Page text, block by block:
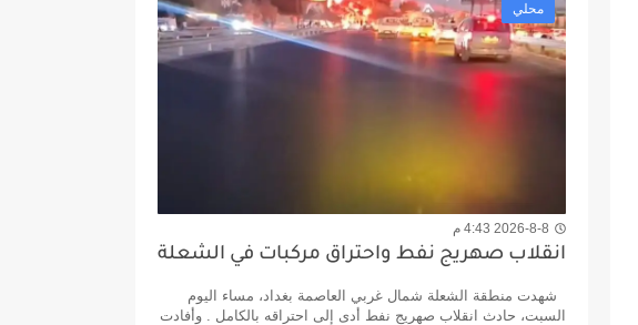
محلي
2026-8-8 4:43 م
انقلاب صهريج نفط واحتراق مركبات في الشعلة
شهدت منطقة الشعلة شمال غربي العاصمة بغداد، مساء اليوم
السبت، حادث انقلاب صهريج نفط أدى إلى احتراقه بالكامل . وأفادت